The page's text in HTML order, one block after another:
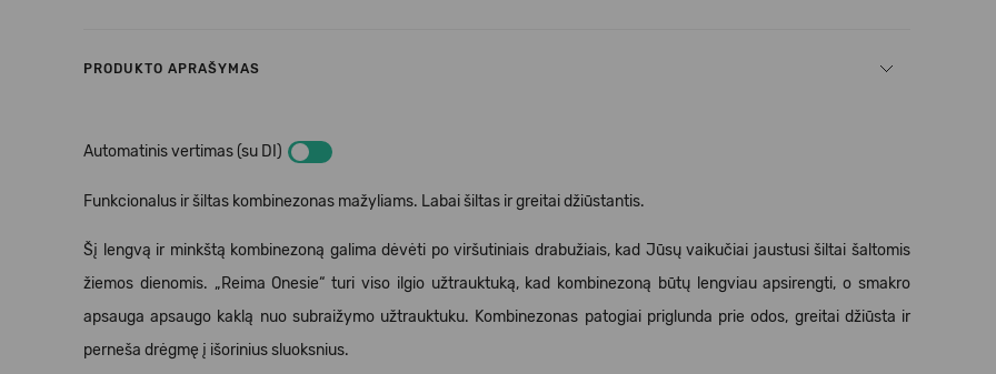
PRODUKTO APRAŠYMAS
Automatinis vertimas (su DI)
Funkcionalus ir šiltas kombinezonas mažyliams. Labai šiltas ir greitai džiūstantis.
Šį lengvą ir minkštą kombinezoną galima dėvėti po viršutiniais drabužiais, kad Jūsų vaikučiai jaustusi šiltai šaltomis
žiemos dienomis. „Reima Onesie“ turi viso ilgio užtrauktuką, kad kombinezoną būtų lengviau apsirengti, o smakro
apsauga apsaugo kaklą nuo subraižymo užtrauktuku. Kombinezonas patogiai priglunda prie odos, greitai džiūsta ir
perneša drėgmę į išorinius sluoksnius.